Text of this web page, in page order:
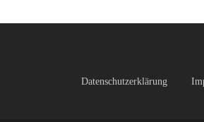
Datenschutzerklärung